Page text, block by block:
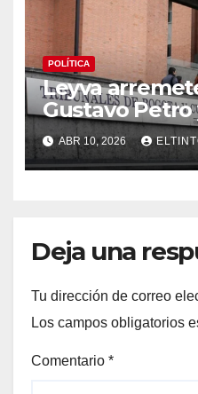
POLÍTICA
Leyva
Gustavo
“persecución
investigación
por el caso
ABR 10, 2026
Deja una
Tu dirección de correo
Los campos obligatorios
Comentario *